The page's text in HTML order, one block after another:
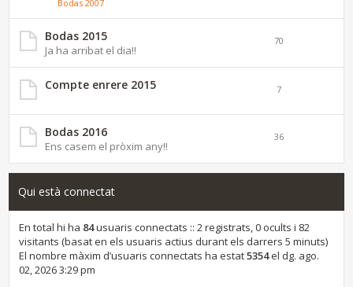
Bodas 2007
Bodas 2015
Ja ha arribat el dia!!
70
Compte enrere 2015 7
Bodas 2016
Ens casem el pròxim any!!
36
Qui està connectat
En total hi ha 84usuaris connectats :: 2 registrats, 0 ocults i 82
visitants (basat en els usuaris actius durant els darrers 5 minuts)
El nombre màxim d’usuaris connectats ha estat5354el dg. ago.
02, 2026 3:29 pm